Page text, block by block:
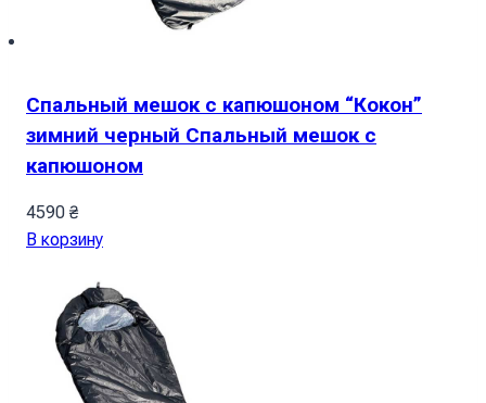
Спальный мешок с капюшоном “Кокон”
зимний черный Спальный мешок с
капюшоном
4590 ₴
В корзину